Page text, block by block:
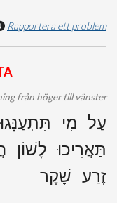
Rapportera ett problem
från höger till vänster
עַל מִי
תַּאֲרִיכוּ
זֶרַע שָׁקֶר